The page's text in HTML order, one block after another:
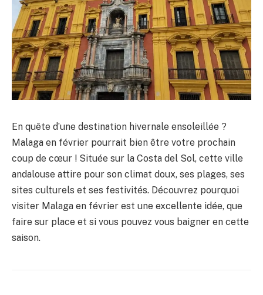
En quête d’une destination hivernale ensoleillée ?
Malaga en février pourrait bien être votre prochain
coup de cœur ! Située sur la Costa del Sol, cette ville
andalouse attire pour son climat doux, ses plages, ses
sites culturels et ses festivités. Découvrez pourquoi
visiter Malaga en février est une excellente idée, que
faire sur place et si vous pouvez vous baigner en cette
saison.